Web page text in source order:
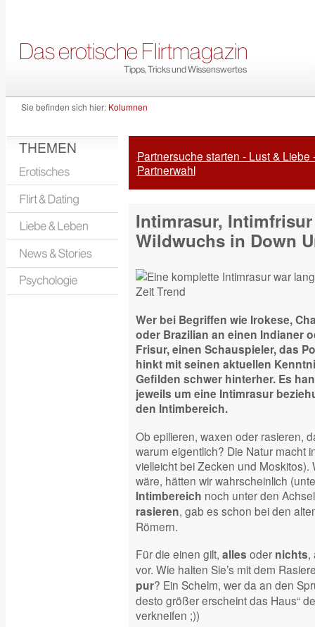
Sie befinden sich hier: Kolumnen
THEMEN
Partnersuche starten - Lust & Liebe
Partnerwahl
Intimrasur,
Wildwuchs in Down
Wer bei Begriffen wie Irokese,
oder Brazilian an einen Indianer
Frisur, einen Schauspieler, das
hinkt mit seinen aktuellen
Gefilden schwer hinterher. Es
jeweils um eine Intimrasur
den Intimbereich.
Ob epilieren, waxen oder rasieren,
warum eigentlich? Die Natur macht
vielleicht bei Zecken und
wäre, hätten wir wahrscheinlich
Intimbereich noch unter den
rasieren, gab es schon bei den
Römern.
Für die einen gilt, alles oder nichts,
vor. Wie halten Sie’s mit dem
pur? Ein Schelm, wer da an den
desto größer erscheint das Haus“
verkneifen ;))